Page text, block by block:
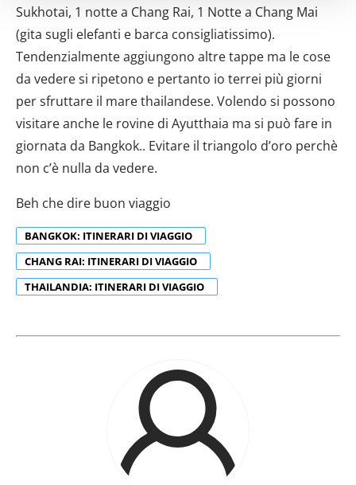
attivamente alla ricerca di caratteristiche specifiche
(impronte digitali).
Approfondisci come vengono elaborati i tuoi dati personali
e imposta le tue preferenze nella
sezione dettagli
modificare o ritirare il tuo consenso in qualsiasi momento
dalla Dichiarazione sui cookie.
Utilizziamo i cookie per personalizzare contenuti ed
annunci, per fornire funzionalità dei social media e per
informazioni sul modo in cui utilizzi il nostro sito con i
pubblicità e social media, i quali potrebbero combinarle
con altre informazioni che hai fornito loro o che hanno
raccolto dal tuo utilizzo dei loro servizi.
Sukhotai, 1 notte a Chang Rai, 1 Notte a Chang Mai
(gita sugli elefanti e barca consigliatissimo).
Tendenzialmente aggiungono altre tappe ma le cose
da vedere si ripetono e pertanto io terrei più giorni
per sfruttare il mare thailandese. Volendo si possono
visitare anche le rovine di Ayutthaia ma si può fare in
giornata da Bangkok.. Evitare il triangolo d’oro perchè
non c’è nulla da vedere.
Beh che dire buon viaggio
BANGKOK: ITINERARI DI VIAGGIO
CHANG RAI: ITINERARI DI VIAGGIO
THAILANDIA: ITINERARI DI VIAGGIO